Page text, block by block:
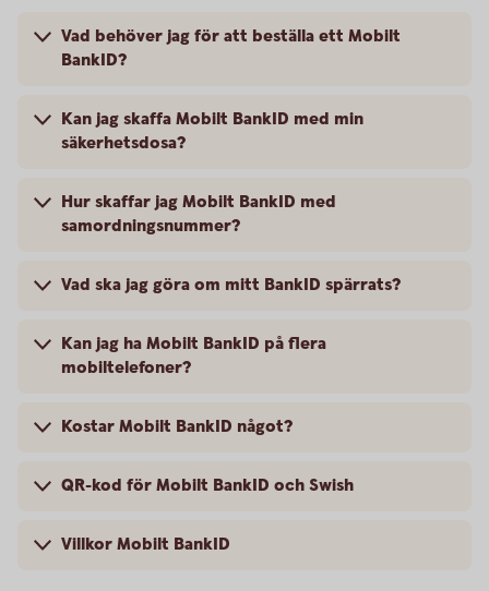
Vad behöver jag för att beställa ett Mobilt
BankID?
Kan jag skaffa Mobilt BankID med min
säkerhetsdosa?
Hur skaffar jag Mobilt BankID med
samordningsnummer?
Vad ska jag göra om mitt BankID spärrats?
Kan jag ha Mobilt BankID på flera
mobiltelefoner?
Kostar Mobilt BankID något?
QR-kod för Mobilt BankID och Swish
Villkor Mobilt BankID